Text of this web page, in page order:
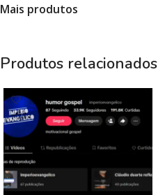
Mais produtos
Produtos relacionados